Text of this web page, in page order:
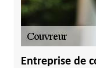
Entreprise de